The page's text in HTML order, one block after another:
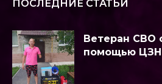
ПОСЛЕДНИЕ СТАТЬИ
Ветеран СВО
помощью ЦЗН